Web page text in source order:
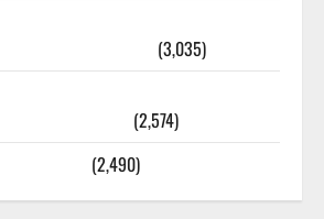
(3,035)
(2,574)
(2,490)